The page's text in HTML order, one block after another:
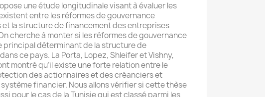
une étude longitudinale visant à évaluer les
entre les réformes de gouvernance
et la structure de financement des entreprises
cherche à monter si les réformes de gouvernance
principal déterminant de la structure de
ce pays. La Porta, Lopez, Shleifer et Vishny,
montré qu’il existe une forte relation entre le
des actionnaires et des créanciers et
système financier. Nous allons vérifier si cette thèse
pour le cas de la Tunisie qui est classé parmi les